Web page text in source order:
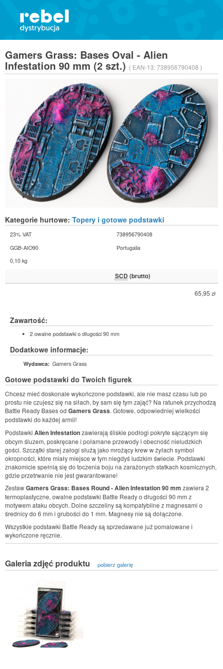
Gamers Grass: Bases Oval - Alien
Infestation 90 mm (2 szt.) ( EAN-13:738956790408 )
Kategorie hurtowe: Topery i gotowe podstawki
23% VAT
738956790408
GGB-AIO90
Portugalia
0,10 kg
SCD (brutto)
65,95 zł
Zawartość:
2 owalne podstawki o długości 90 mm
Dodatkowe informacje:
Wydawca: Gamers Grass
Gotowe podstawki do Twoich figurek
Chcesz mieć doskonale wykończone podstawki, ale nie masz czasu lub po
prostu nie czujesz się na siłach, by sam się tym zająć? Na ratunek przychodzą
Battle Ready Bases od Gamers Grass. Gotowe, odpowiedniej wielkości
podstawki do każdej armii!
Podstawki Alien Infestationzawierają śliskie podłogi pokryte sączącym się
obcym śluzem, poskręcane i połamane przewody i obecność nieludzkich
gości. Szczątki starej załogi służą jako mrożący krew w żyłach symbol
okropności, które miały miejsce w tym niegdyś ludzkim świecie. Podstawki
znakomicie spełnią się do toczenia boju na zarażonych statkach kosmicznych,
gdzie przetrwanie nie jest gwarantowane!
ZestawGamers Grass: Bases Round -Alien Infestation 90mm zawiera 2
termoplastyczne, owalne podstawki Battle Ready o długości 90 mm z
motywem ataku obcych. Dolne szczeliny są kompatybilne z magnesami o
średnicy do 6 mm i grubości do 1 mm. Magnesy nie są dołączone.
Wszystkie podstawki Battle Ready są sprzedawane już pomalowane i
wykończone ręcznie.
Galeria zdjęć produktu pobierz galerię